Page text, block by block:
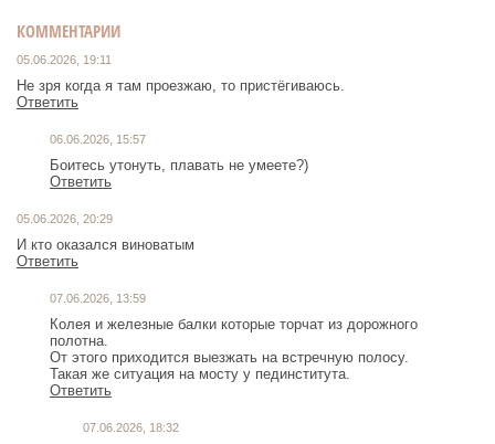
КОММЕНТАРИИ
05.06.2026, 19:11
Не зря когда я там проезжаю, то пристëгиваюсь.
Ответить
06.06.2026, 15:57
Боитесь утонуть, плавать не умеете?)
Ответить
05.06.2026, 20:29
И кто оказался виноватым
Ответить
07.06.2026, 13:59
Колея и железные балки которые торчат из дорожного
полотна.
От этого приходится выезжать на встречную полосу.
Ответить
07.06.2026, 18:32